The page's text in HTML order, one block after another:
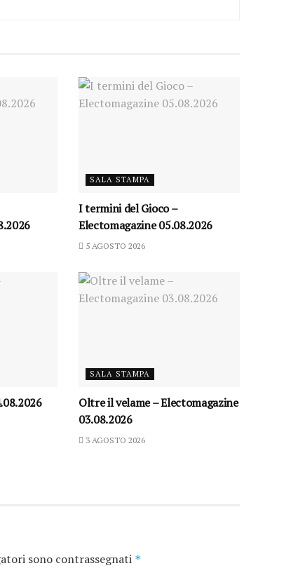
SALA STAMPA
I termini del Gioco –
Electomagazine 05.08.2026
5 AGOSTO 2026
SALA STAMPA
Oltre il velame – Electomagazine
03.08.2026
3 AGOSTO 2026
sono contrassegnati *